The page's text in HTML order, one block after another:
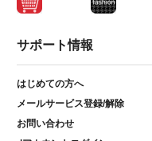
サポート情報
はじめての方へ
メールサービス登録/解除
お問い合わせ